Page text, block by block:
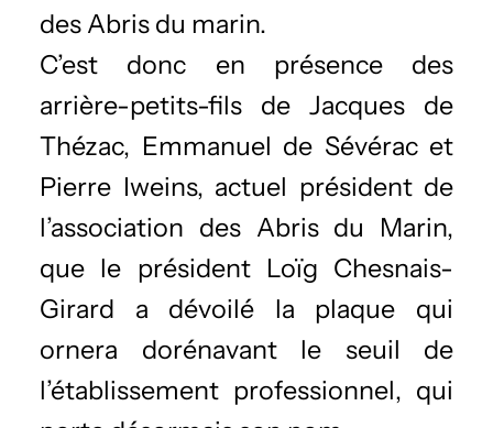
des Abris du marin.
C’est donc en présence des
arrière-petits-fils de Jacques de
Thézac, Emmanuel de Sévérac et
Pierre Iweins, actuel président de
l’association des Abris du Marin,
que le président Loïg Chesnais-
Girard a dévoilé la plaque qui
ornera dorénavant le seuil de
l’établissement professionnel, qui